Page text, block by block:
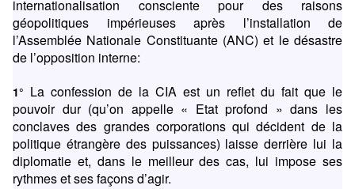
internationalisation consciente pour des raisons
géopolitiques impérieuses après l’installation de
l’Assemblée Nationale Constituante (ANC) et le désastre
de l’opposition interne:
1° La confession de la CIA est un reflet du fait que le
pouvoir dur (qu’on appelle « Etat profond » dans les
conclaves des grandes corporations qui décident de la
politique étrangère des puissances) laisse derrière lui la
diplomatie et, dans le meilleur des cas, lui impose ses
rythmes et ses façons d’agir.